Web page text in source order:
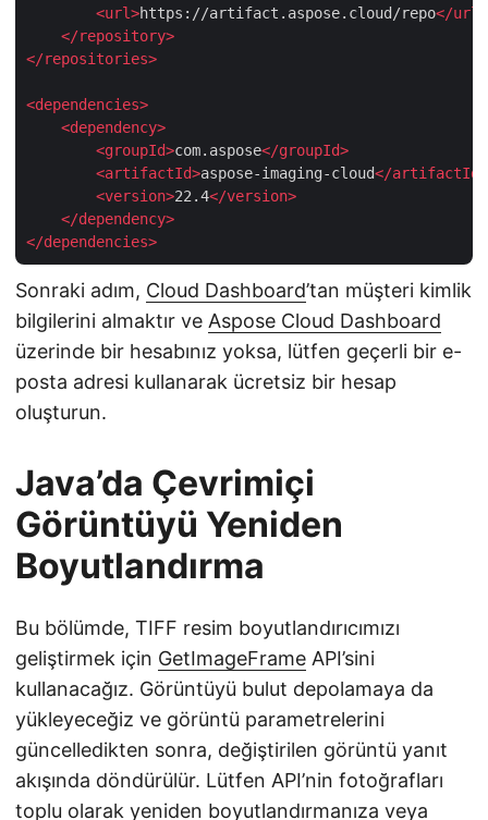
<url>https://artifact.aspose.cloud/repo</url
</repository>
</repositories>
<dependencies>
<dependency>
<groupId>com.aspose</groupId>
<artifactId>aspose-imaging-cloud</artifactId
<version>22.4</version>
</dependency>
</dependencies>
Sonraki adım, Cloud Dashboard’tan müşteri kimlik
bilgilerini almaktır ve Aspose Cloud Dashboard
üzerinde bir hesabınız yoksa, lütfen geçerli bir e-
posta adresi kullanarak ücretsiz bir hesap
oluşturun.
Java’da Çevrimiçi
Görüntüyü Yeniden
Boyutlandırma
Bu bölümde, TIFF resim boyutlandırıcımızı
geliştirmek için GetImageFrame API’sini
kullanacağız. Görüntüyü bulut depolamaya da
yükleyeceğiz ve görüntü parametrelerini
güncelledikten sonra, değiştirilen görüntü yanıt
akışında döndürülür. Lütfen API’nin fotoğrafları
toplu olarak yeniden boyutlandırmanıza veya